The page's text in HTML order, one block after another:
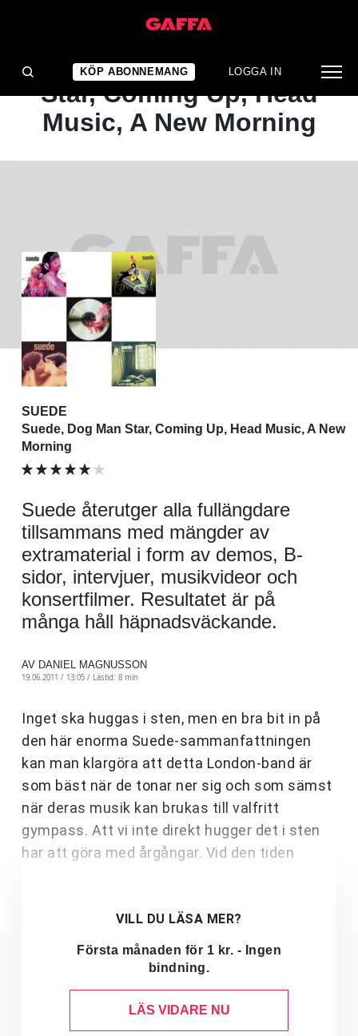
KÖP ABONNEMANG LOGGA IN
ALBUMRECENSION
Suede: Suede, Dog Man
Star, Coming Up, Head
Music, A New Morning
SUEDE
Suede, Dog Man Star, Coming Up, Head Music, A New
Morning
Suede återutger alla fullängdare
tillsammans med mängder av
extramaterial i form av demos, B-
sidor, intervjuer, musikvideor och
konsertfilmer. Resultatet är på
många håll häpnadsväckande.
AV DANIEL MAGNUSSON
19.06.2011 / 13:05 / Lästid: 8 min
Inget ska huggas i sten, men en bra bit in på
den här enorma Suede-sammanfattningen
kan man klargöra att detta London-band är
som bäst när de tonar ner sig och som sämst
när deras musik kan brukas till valfritt
gympass. Att vi inte direkt hugger det i sten
har att göra med årgångar. Vid den tiden
VILL DU LÄSA MER?
Första månaden för 1 kr. - Ingen
bindning.
LÄS VIDARE NU